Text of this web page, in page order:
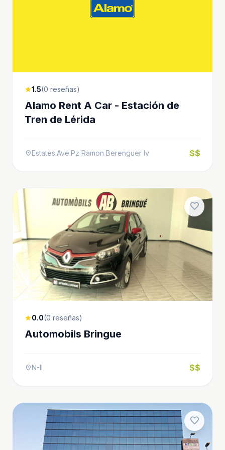
star1.5(0 reseñas)
Alamo Rent A Car - Estación de
Tren de Lérida
location_onEstates.Ave.Pz Ramon Berenguer Iv $$
favorite
star0.0(0 reseñas)
Automobils Bringue
location_onN-II $$
favorite